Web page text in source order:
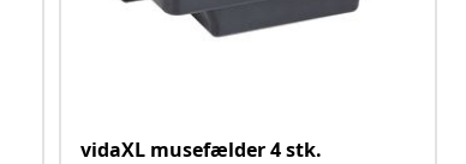
vidaXL musefælder 4 stk.